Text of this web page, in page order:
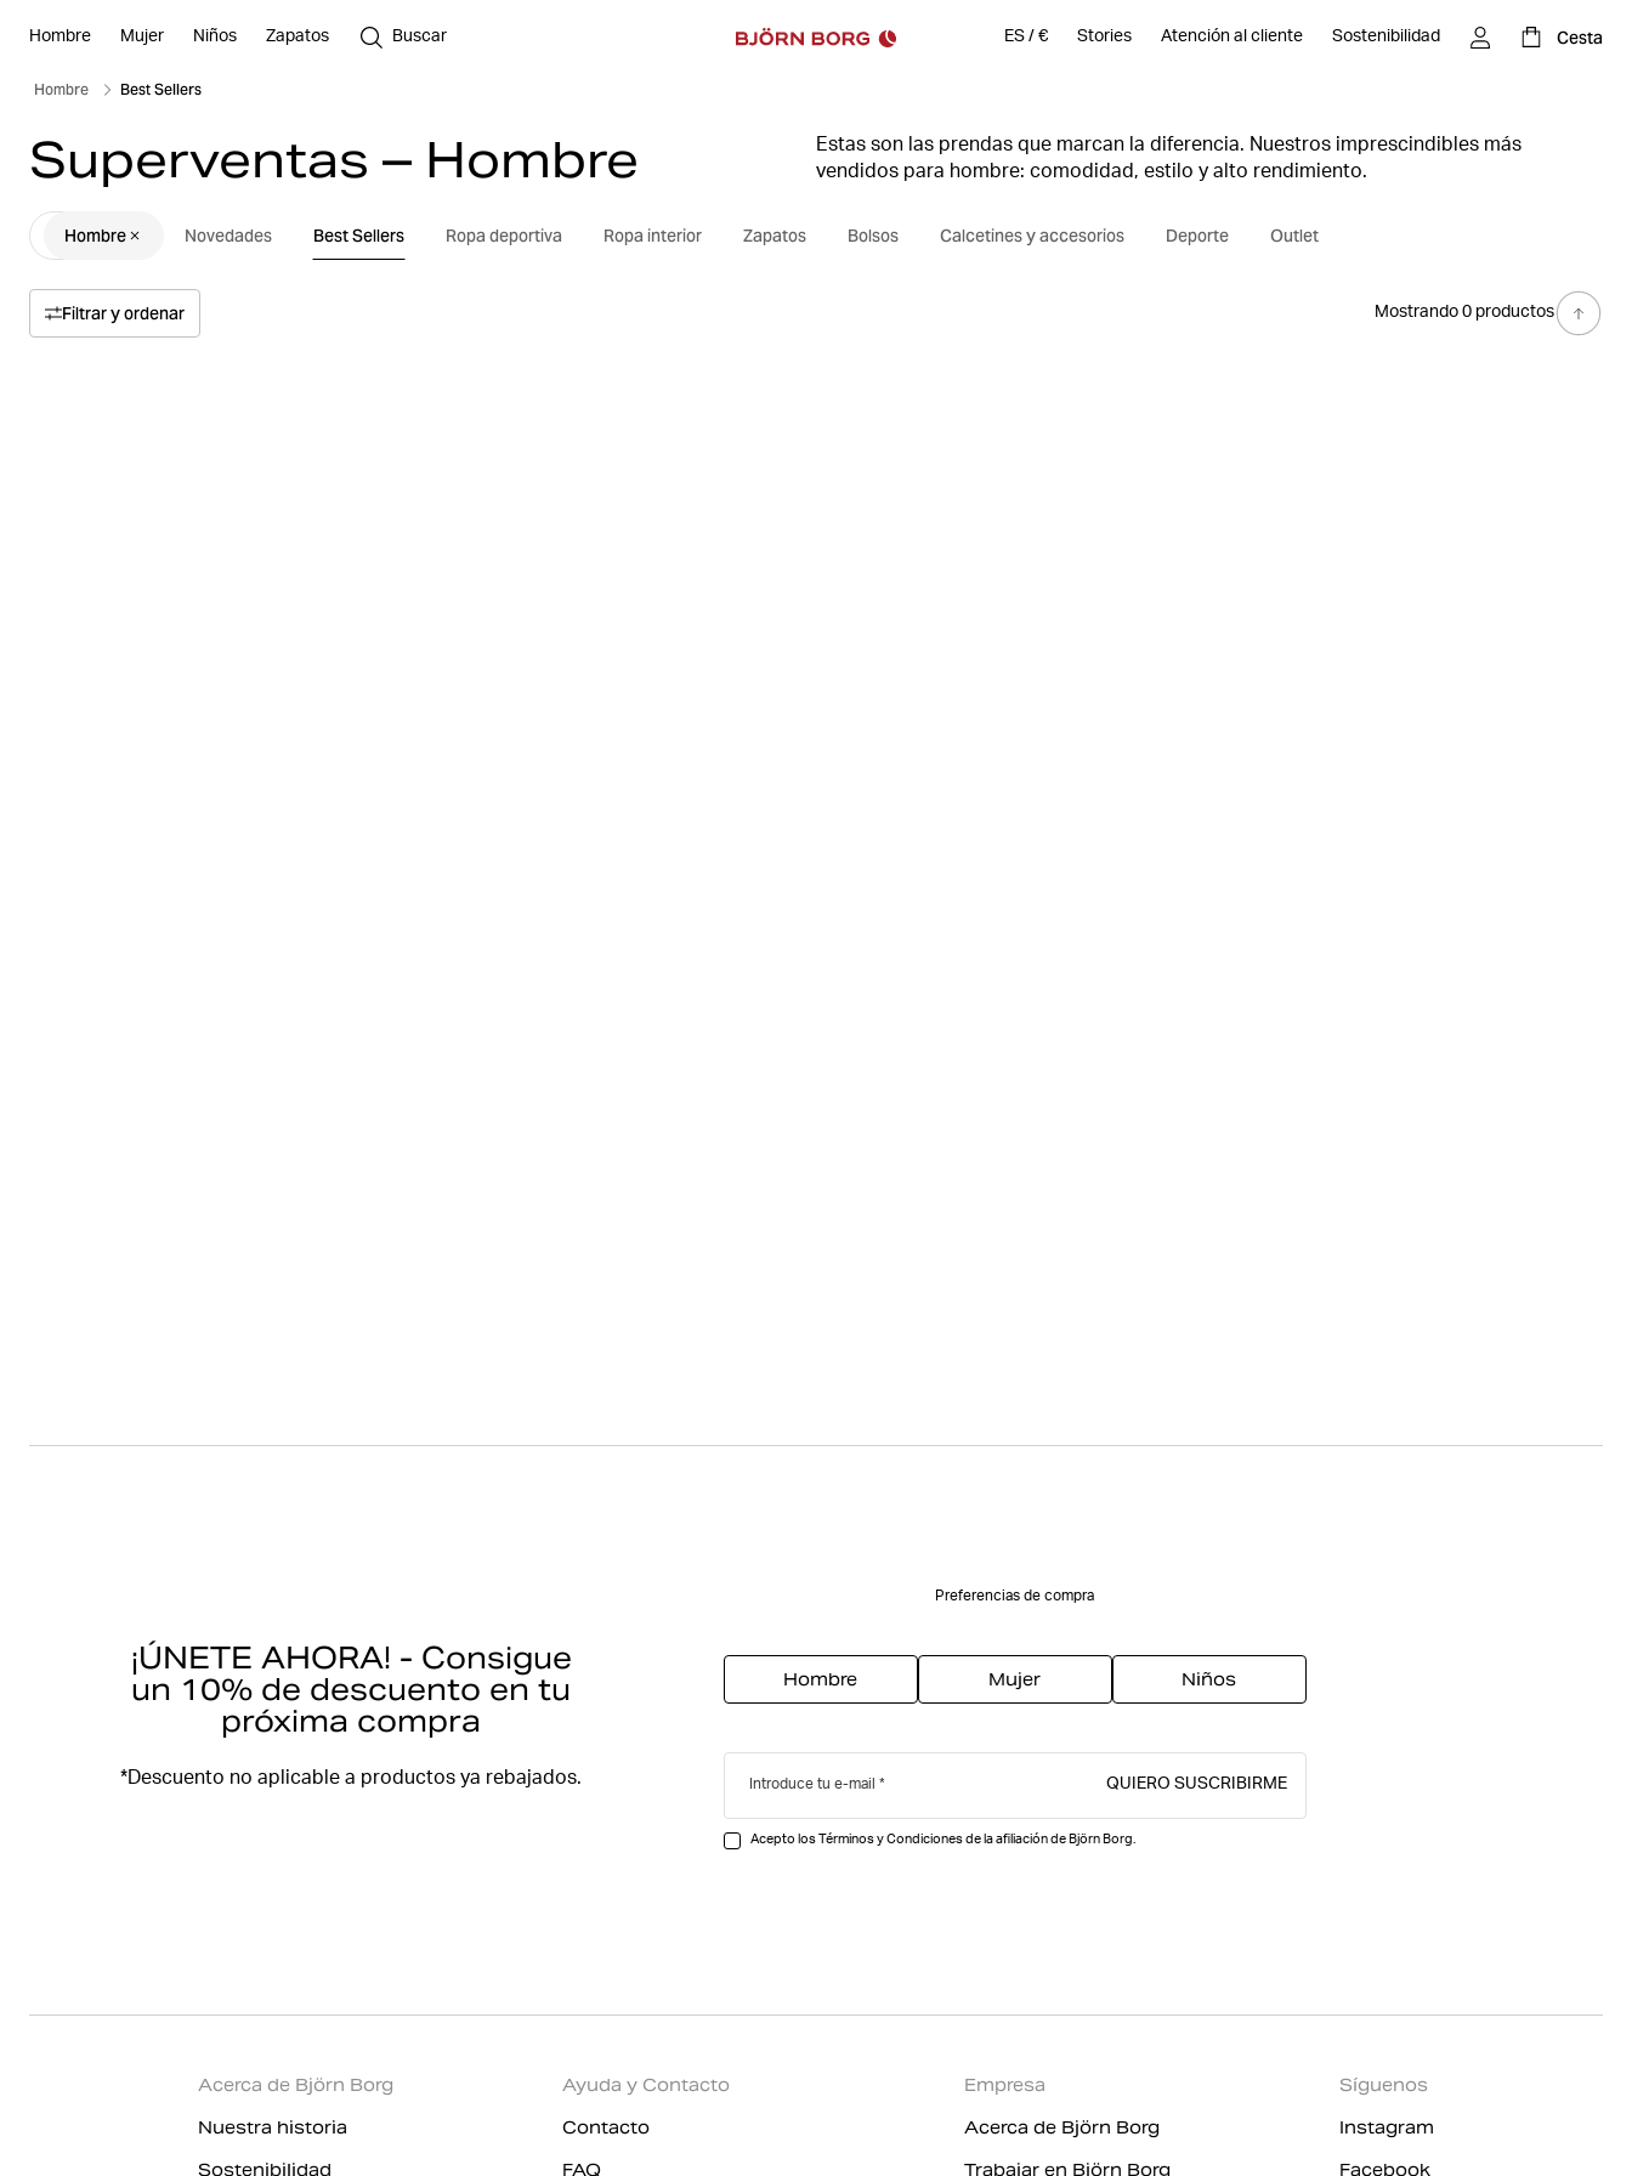
Hombre Mujer Niños Zapatos Buscar ES / € Stories Atención al cliente Sostenibilidad Cesta
Hombre Best Sellers
Superventas – Hombre
Estas son las prendas que marcan la diferencia. Nuestros imprescindibles más
vendidos para hombre: comodidad, estilo y alto rendimiento.
Hombre Novedades Best Sellers Ropa deportiva Ropa interior Zapatos Bolsos Calcetines y accesorios Deporte Outlet
Filtrar y ordenar Mostrando 0 productos
¡ÚNETE AHORA! - Consigue
un 10% de descuento en tu
próxima compra
*Descuento no aplicable a productos ya rebajados.
Preferencias de compra
Hombre Mujer Niños
Introduce tu e-mail QUIERO SUSCRIBIRME
Acepto los Términos y Condiciones de la afiliación de Björn Borg.
Acerca de Björn Borg
Nuestra historia
Sostenibilidad
Ayuda y Contacto
Contacto
FAQ
Empresa
Acerca de Björn Borg
Trabajar en Björn Borg
Síguenos
Instagram
Facebook